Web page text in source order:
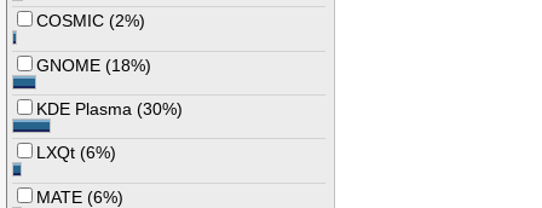
COSMIC (2%)
GNOME (18%)
KDE Plasma (30%)
LXQt (6%)
MATE (6%)